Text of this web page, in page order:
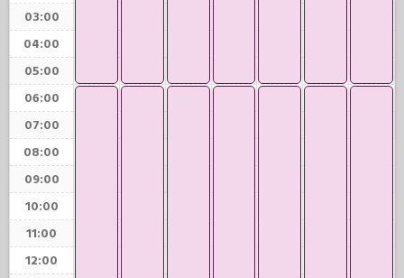
03:00
04:00
05:00
06:00
07:00
08:00
09:00
10:00
11:00
12:00